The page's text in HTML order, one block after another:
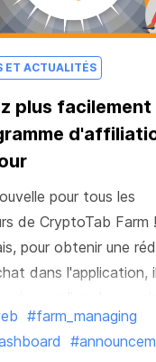
ET ACTUALITÉS
plus facilement
pour tous les
de CryptoTab Farm !
pour obtenir une
dans l'application,
#farm_managing